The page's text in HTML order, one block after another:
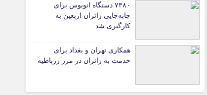
۷۳۸۰ دستگاه اتوبوس برای
جابه‌جایی زائران اربعین به‌
کارگیری شد
همکاری تهران و بغداد برای
خدمت به زائران در مرز زرباطیه